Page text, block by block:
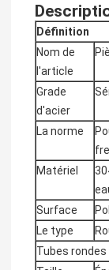
Définition
Nom de
l'article
Grade
d'acier
La norme
Matériel
Surface
Le type
Tubes rondes